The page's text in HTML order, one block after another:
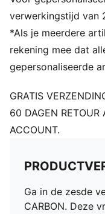
wendbaarheid en
DETAILS
Uitneembare,
Ortholite®-
GripControl Pro-
Ondergrond:
PUMA-merkdetails
verwerkingstijd van
*Als je meerdere
rekening mee dat
gepersonaliseerde
GRATIS
60 DAGEN
ACCOUNT.
Ga in de zesde
CARBON. Deze